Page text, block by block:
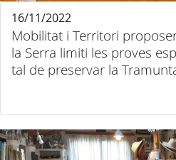
Mobilitat i Territori
la Serra limiti les proves
tal de preservar la
16/11/2022